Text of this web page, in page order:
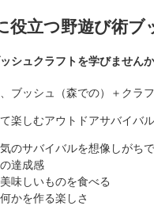
役立つ野遊び術ブ
シュクラフトを学びません
ブッシュ（森での）＋クラ
楽しむアウトドアサバイバ
のサバイバルを想像しがち
達成感
味しいものを食べる
かを作る楽しさ